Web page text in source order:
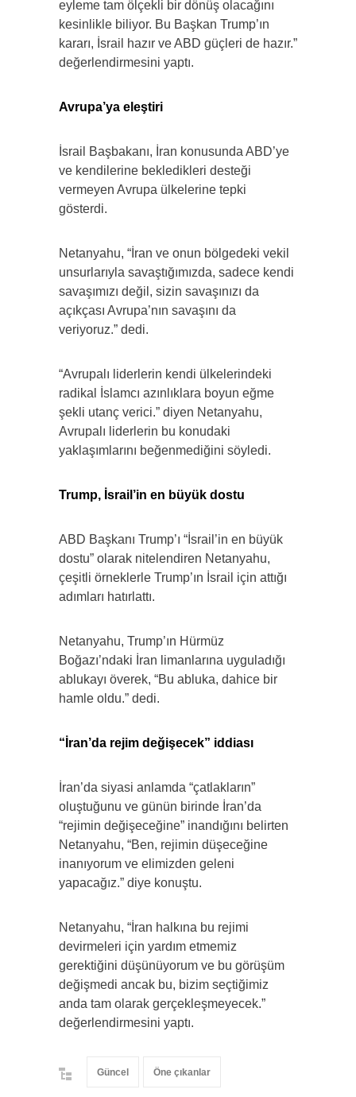
eyleme tam ölçekli bir dönüş olacağını
kesinlikle biliyor. Bu Başkan Trump’ın
kararı, İsrail hazır ve ABD güçleri de hazır.”
değerlendirmesini yaptı.
Avrupa’ya eleştiri
İsrail Başbakanı, İran konusunda ABD’ye
ve kendilerine bekledikleri desteği
vermeyen Avrupa ülkelerine tepki
gösterdi.
Netanyahu, “İran ve onun bölgedeki vekil
unsurlarıyla savaştığımızda, sadece kendi
savaşımızı değil, sizin savaşınızı da
açıkçası Avrupa’nın savaşını da
veriyoruz.” dedi.
“Avrupalı liderlerin kendi ülkelerindeki
radikal İslamcı azınlıklara boyun eğme
şekli utanç verici.” diyen Netanyahu,
Avrupalı liderlerin bu konudaki
yaklaşımlarını beğenmediğini söyledi.
Trump, İsrail’in en büyük dostu
ABD Başkanı Trump’ı “İsrail’in en büyük
dostu” olarak nitelendiren Netanyahu,
çeşitli örneklerle Trump’ın İsrail için attığı
adımları hatırlattı.
Netanyahu, Trump’ın Hürmüz
Boğazı’ndaki İran limanlarına uyguladığı
ablukayı överek, “Bu abluka, dahice bir
hamle oldu.” dedi.
“İran’da rejim değişecek” iddiası
İran’da siyasi anlamda “çatlakların”
oluştuğunu ve günün birinde İran’da
“rejimin değişeceğine” inandığını belirten
Netanyahu, “Ben, rejimin düşeceğine
inanıyorum ve elimizden geleni
yapacağız.” diye konuştu.
Netanyahu, “İran halkına bu rejimi
devirmeleri için yardım etmemiz
gerektiğini düşünüyorum ve bu görüşüm
değişmedi ancak bu, bizim seçtiğimiz
anda tam olarak gerçekleşmeyecek.”
değerlendirmesini yaptı.
Güncel Öne çıkanlar